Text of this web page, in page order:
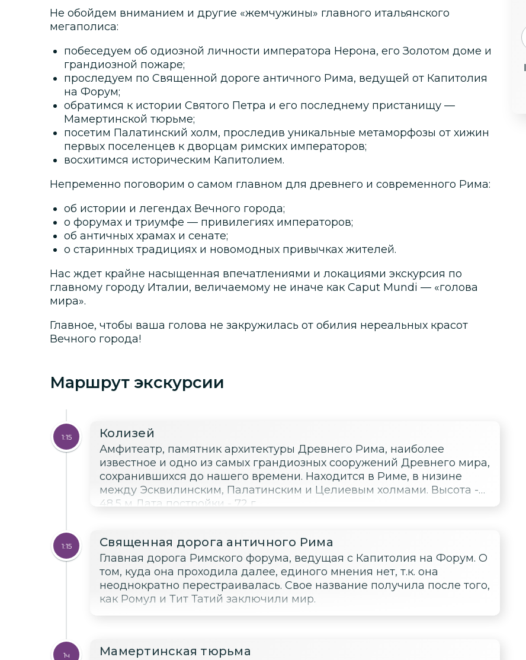
Не обойдем вниманием и другие «жемчужины» главного итальянского
мегаполиса:
побеседуем об одиозной личности императора Нерона, его Золотом доме и
грандиозной пожаре;
проследуем по Священной дороге античного Рима, ведущей от Капитолия
на Форум;
обратимся к истории Святого Петра и его последнему пристанищу —
Мамертинской тюрьме;
посетим Палатинский холм, проследив уникальные метаморфозы от хижин
первых поселенцев к дворцам римских императоров;
восхитимся историческим Капитолием.
Непременно поговорим о самом главном для древнего и современного Рима:
об истории и легендах Вечного города;
о форумах и триумфе — привилегиях императоров;
об античных храмах и сенате;
о старинных традициях и новомодных привычках жителей.
Нас ждет крайне насыщенная впечатлениями и локациями экскурсия по
главному городу Италии, величаемому не иначе как Caput Mundi — «голова
мира».
Главное, чтобы ваша голова не закружилась от обилия нереальных красот
Вечного города!
Маршрут экскурсии
1:15 Колизей
Амфитеатр, памятник архитектуры Древнего Рима, наиболее
известное и одно из самых грандиозных сооружений Древнего мира,
сохранившихся до нашего времени. Находится в Риме, в низине
между Эсквилинским, Палатинским и Целиевым холмами. Высота -
48,5 м Дата постройки - 72 г.
1:15 Священная дорога античного Рима
Главная дорога Римского форума, ведущая с Капитолия на Форум. О
том, куда она проходила далее, единого мнения нет, т.к. она
неоднократно перестраивалась. Свое название получила после того,
как Ромул и Тит Татий заключили мир.
1ч Мамертинская тюрьма